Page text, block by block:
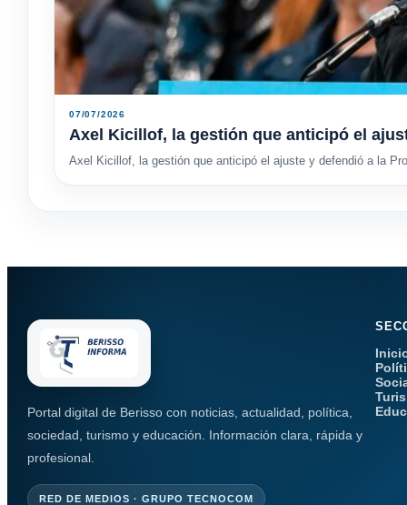
07/07/2026
Axel Kicillof, la gestión que anticipó el
Axel Kicillof, la gestión que anticipó el ajuste y defendió a la
Portal digital de Berisso con noticias, actualidad, política,
sociedad, turismo y educación. Información clara, rápida y
profesional.
RED DE MEDIOS · GRUPO TECNOCOM